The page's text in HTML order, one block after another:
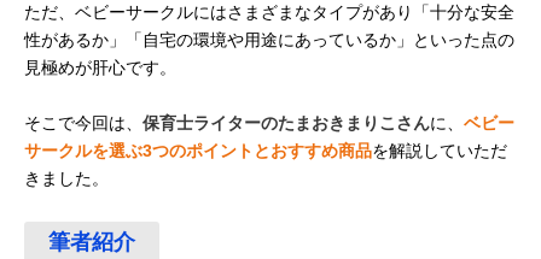
ただ、ベビーサークルにはさまざまなタイプがあり「十分な安全
性があるか」「自宅の環境や用途にあっているか」といった点の
見極めが肝心です。
そこで今回は、 保育士ライターのたまおきまりこさんに、 ベビー
サークルを選ぶ3つのポイントとおすすめ商品を解説していただ
きました。